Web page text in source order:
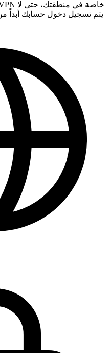
يتم تسجيل دخول حسابك أبداً